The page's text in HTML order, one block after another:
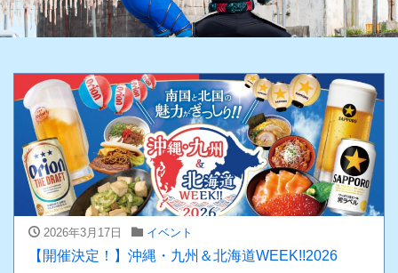
ン
を
替
2026年3月17日 イベント
【開催決定！】沖縄・九州＆北海道WEEK!!2026